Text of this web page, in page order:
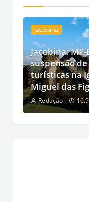
Jacobina
Jacobina:
suspensão
turísticas na
Miguel das
Redação